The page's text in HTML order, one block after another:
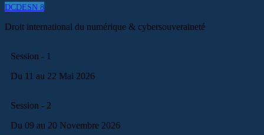
DCDESN 8
Droit international du numérique & cybersouveraineté
Session - 1
Du 11 au 22 Mai 2026
Session - 2
Du 09 au 20 Novembre 2026